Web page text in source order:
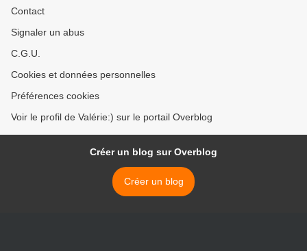
Contact
Signaler un abus
C.G.U.
Cookies et données personnelles
Préférences cookies
Voir le profil de Valérie:) sur le portail Overblog
Créer un blog sur Overblog
Créer un blog